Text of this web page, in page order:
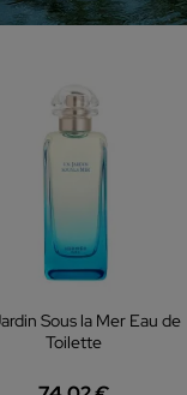
Sous la Mer Eau de
Toilette